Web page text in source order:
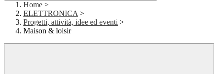
Home >
ELETTRONICA >
Progetti, attività, idee ed eventi >
Maison & loisir